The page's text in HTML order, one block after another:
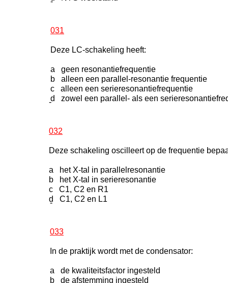
031
Deze LC-schakeling heeft:
a geen resonantiefrequentie
b alleen een parallel-resonantie frequentie
c alleen een serieresonantiefrequentie
d zowel een parallel- als een
-
032
Deze schakeling oscilleert op de frequentie
a het X-tal in parallelresonantie
b het X-tal in serieresonantie
c C1, C2 en R1
d C1, C2 en L1
-
033
In de praktijk wordt met de condensator:
a de kwaliteitsfactor ingesteld
b de afstemming ingesteld